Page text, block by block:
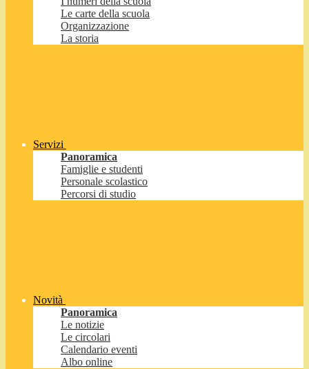
Le carte della scuola
Organizzazione
La storia
Servizi
Panoramica
Famiglie e studenti
Personale scolastico
Percorsi di studio
Novità
Panoramica
Le notizie
Le circolari
Calendario eventi
Albo online